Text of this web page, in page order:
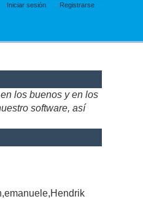
Iniciar sesión Registrarse
los buenos y en los
software, así